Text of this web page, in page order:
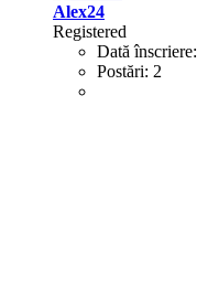
Alex24
Registered
Dată înscriere:
Postări: 2